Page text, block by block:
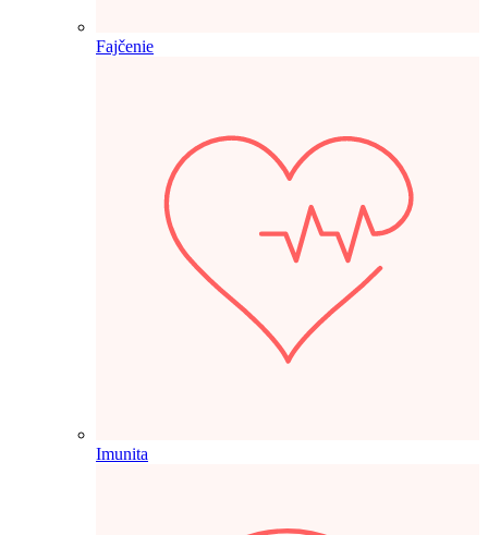
Fajčenie
Imunita